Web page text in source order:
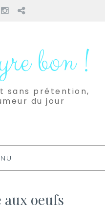
Instagram
Pinterest
bon !
sans prétention,
du jour
aux oeufs